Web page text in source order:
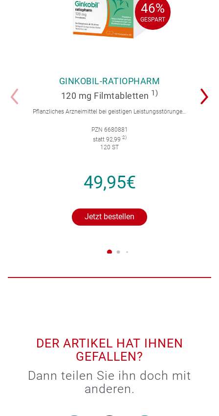
46%
GESPART
46%
GESPART
GINKOBIL-RATIOPHARM
120 mg Filmtabletten 1)
Pflanzliches Arzneimittel bei geistigen Leistungsstörungen und Durchblutungsstörungen.
PZN 6680881
statt 92,99 2)
120 ST
49,95€
Jetzt bestellen
DER ARTIKEL HAT IHNEN
GEFALLEN?
Dann teilen Sie ihn doch mit
anderen.